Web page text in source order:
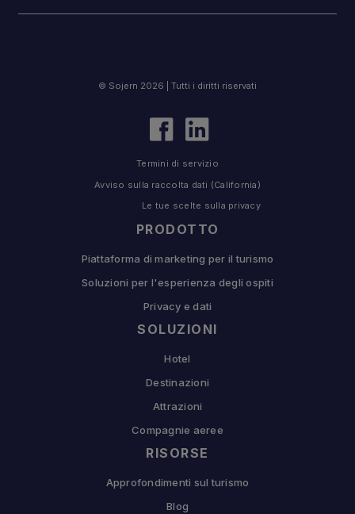
PRODOTTO
Piattaforma di marketing per il turismo
Soluzioni per l'esperienza degli ospiti
Privacy e dati
SOLUZIONI
Hotel
Destinazioni
Attrazioni
Compagnie aeree
RISORSE
Approfondimenti sul turismo
Blog
© Sojern 2026 | Tutti i diritti riservati
Termini di servizio
Avviso sulla raccolta dati (California)
Le tue scelte sulla privacy